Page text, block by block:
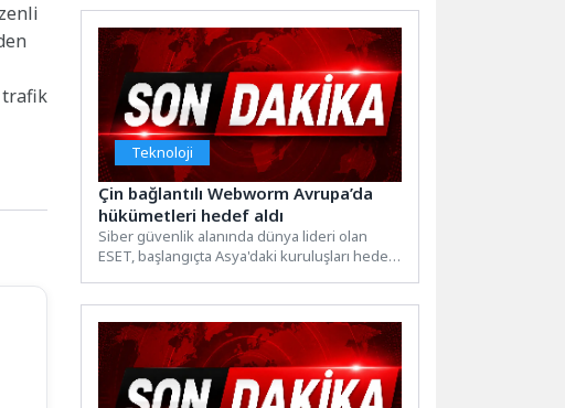
trafik
Teknoloji
Çin bağlantılı Webworm Avrupa’da
hükümetleri hedef aldı
Siber güvenlik alanında dünya lideri olan
ESET, başlangıçta Asya'daki kuruluşları hedef